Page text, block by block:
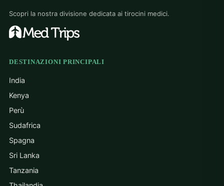
Scopri la nostra divisione dedicata ai tirocini medici.
DESTINAZIONI PRINCIPALI
India
Kenya
Perù
Sudafrica
Spagna
Sri Lanka
Tanzania